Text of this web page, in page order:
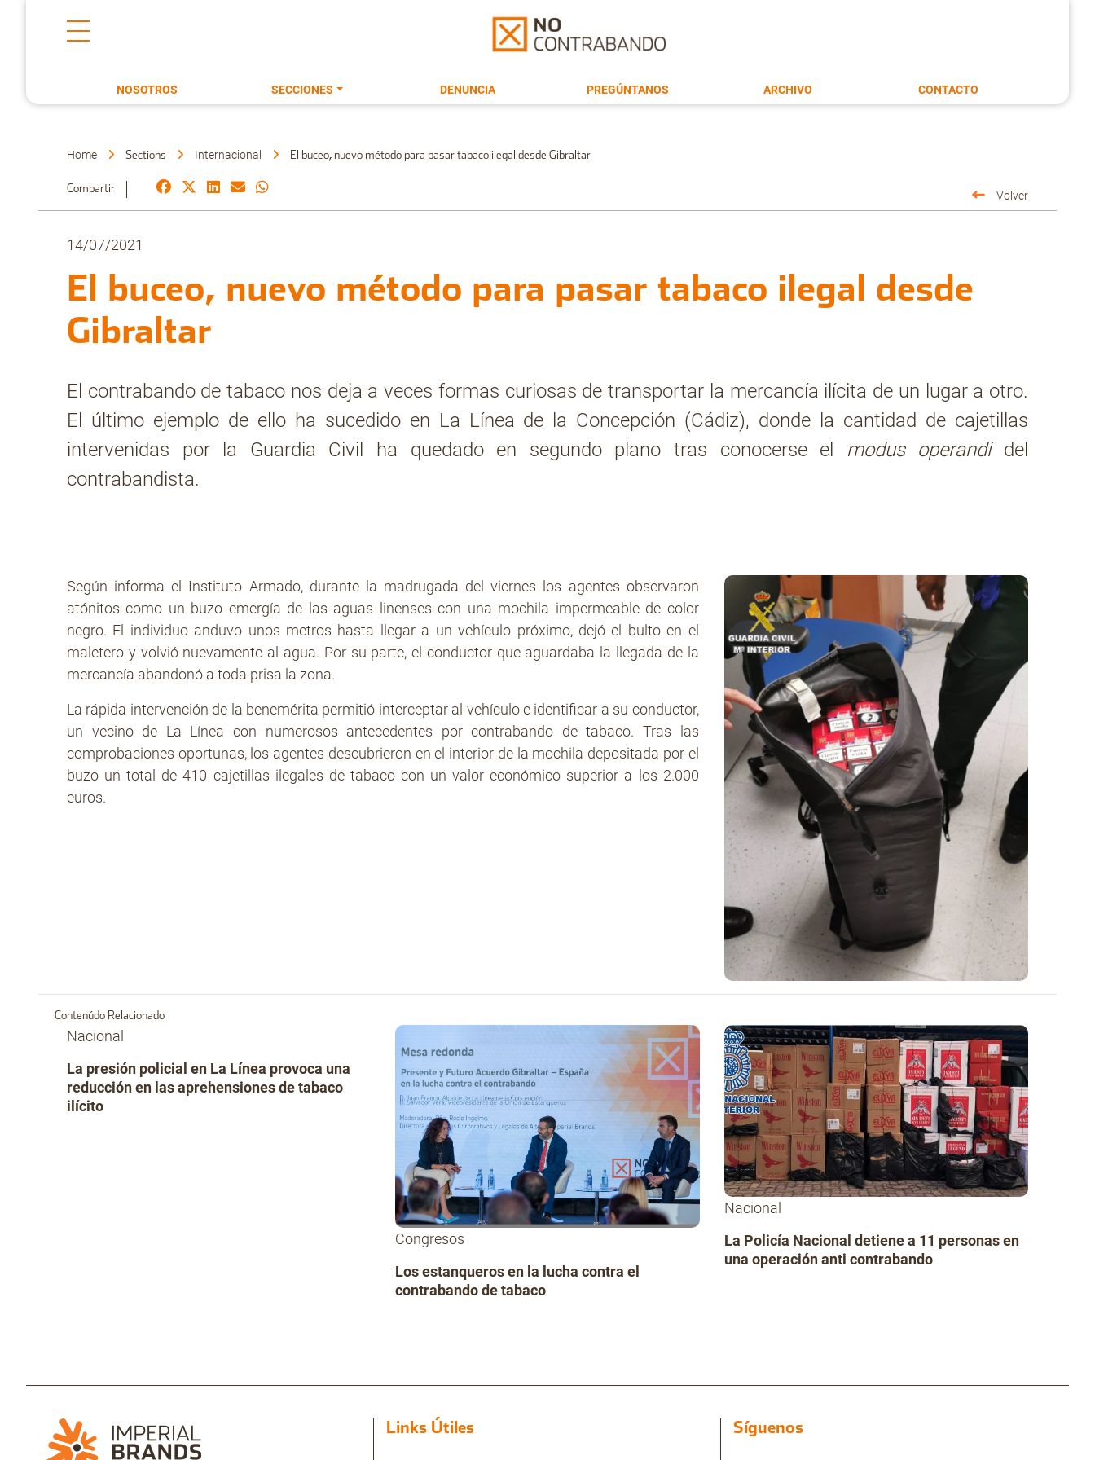
NOSOTROS SECCIONES DENUNCIA PREGÚNTANOS ARCHIVO CONTACTO
Home Sections Internacional El buceo, nuevo método para pasar tabaco ilegal desde Gibraltar
Compartir Volver
14/07/2021
El buceo, nuevo método para pasar tabaco ilegal desde
Gibraltar
El contrabando de tabaco nos deja a veces formas curiosas de transportar la mercancía ilícita de un lugar a otro.
El último ejemplo de ello ha sucedido en La Línea de la Concepción (Cádiz), donde la cantidad de cajetillas
intervenidas por la Guardia Civil ha quedado en segundo plano tras conocerse el modus operandi del
contrabandista.
Según informa el Instituto Armado, durante la madrugada del viernes los agentes observaron
atónitos como un buzo emergía de las aguas linenses con una mochila impermeable de color
negro. El individuo anduvo unos metros hasta llegar a un vehículo próximo, dejó el bulto en el
maletero y volvió nuevamente al agua. Por su parte, el conductor que aguardaba la llegada de la
mercancía abandonó a toda prisa la zona.
La rápida intervención de la benemérita permitió interceptar al vehículo e identificar a su conductor,
un vecino de La Línea con numerosos antecedentes por contrabando de tabaco. Tras las
comprobaciones oportunas, los agentes descubrieron en el interior de la mochila depositada por el
buzo un total de 410 cajetillas ilegales de tabaco con un valor económico superior a los 2.000
euros.
Contenúdo Relacionado
Nacional
La presión policial en La Línea provoca una
reducción en las aprehensiones de tabaco
ilícito
Congresos
Los estanqueros en la lucha contra el
contrabando de tabaco
Nacional
La Policía Nacional detiene a 11 personas en
una operación anti contrabando
Links Útiles Síguenos